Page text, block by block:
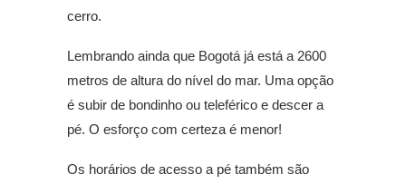
cerro.
Lembrando ainda que Bogotá já está a 2600
metros de altura do nível do mar. Uma opção
é subir de bondinho ou teleférico e descer a
pé. O esforço com certeza é menor!
Os horários de acesso a pé também são